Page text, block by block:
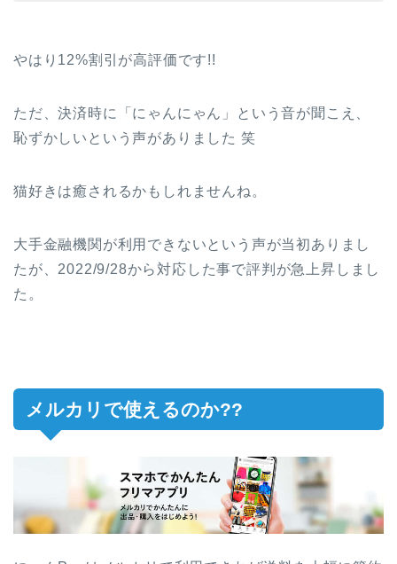
やはり12%割引が高評価です!!
ただ、決済時に「にゃんにゃん」という音が聞こえ、
恥ずかしいという声がありました 笑
猫好きは癒されるかもしれませんね。
大手金融機関が利用できないという声が当初ありまし
たが、2022/9/28から対応した事で評判が急上昇しまし
た。
メルカリで使えるのか??